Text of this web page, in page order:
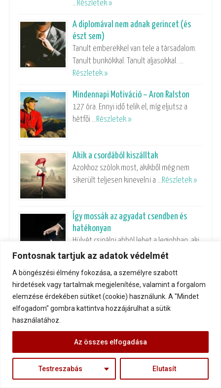
Fontosnak tartjuk az adatok védelmét
A böngészési élmény fokozása, a személyre szabott
hirdetések vagy tartalmak megjelenítése, valamint a forgalom
elemzése érdekében sütiket (cookie) használunk. A "Mindet
elfogadom" gombra kattintva hozzájárulhat a sütik
használatához.
Testreszabás Elutasít
Az összes elfogadása
…Részletek »
A diplomával nem adnak gerincet (és
észt sem)
Tanult emberekkel van tele a társadalom.
Tanult bunkókkal. Tanult aljasokkal. …
Részletek »
Mindennapi Motiváció – Aron Ralston
127 óra. Ennyi idő telik el, míg eljutsz a
hétfői …Részletek »
Akik a csordából kiszálltak
Azokhoz szólok most, akikből még nem
sikerült teljesen kinevelni a …Részletek »
Így mossák az agyadat csendben és
hatékonyan
Hülyét csinálni abból lehet a legjobban, aki
nem tudja, hogy …Részletek »
A békaverseny
Lehet, hogy elhitették veled, hogy amit
szeretnél, az lehetetlen. Lehet, …
Biztos út a csalódáshoz